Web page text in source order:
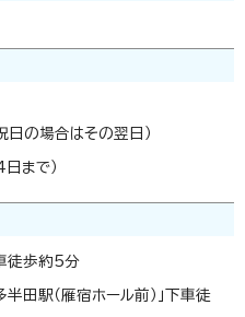
日の場合はその翌日）
まで）
徒歩約5分
田駅（雁宿ホール前）」下車徒